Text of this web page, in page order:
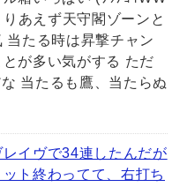
あえず天守閣ゾーンと
当たる時は昇撃チャン
が多い気がする ただ
当たるも鷹、当たらぬ
イヴで34連したんだが
ト終わってて、右打ち